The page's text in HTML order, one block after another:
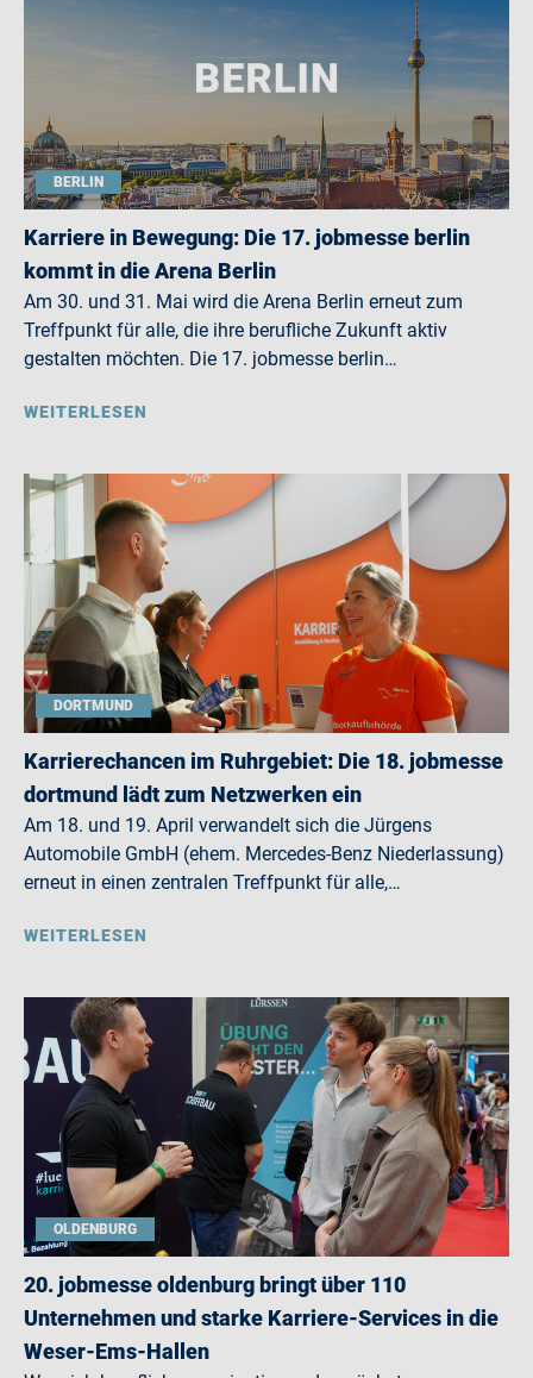
BERLIN
Karriere in Bewegung: Die 17. jobmesse berlin
kommt in die Arena Berlin
Am 30. und 31. Mai wird die Arena Berlin erneut zum
Treffpunkt für alle, die ihre berufliche Zukunft aktiv
gestalten möchten. Die 17. jobmesse berlin…
WEITERLESEN
DORTMUND
Karrierechancen im Ruhrgebiet: Die 18. jobmesse
dortmund lädt zum Netzwerken ein
Am 18. und 19. April verwandelt sich die Jürgens
Automobile GmbH (ehem. Mercedes-Benz Niederlassung)
erneut in einen zentralen Treffpunkt für alle,…
WEITERLESEN
OLDENBURG
20. jobmesse oldenburg bringt über 110
Unternehmen und starke Karriere-Services in die
Weser-Ems-Hallen